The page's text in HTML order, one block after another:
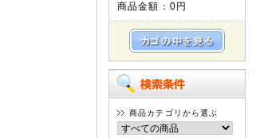
商品金額： 0円
商品カテゴリから選ぶ